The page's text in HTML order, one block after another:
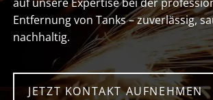
Entfernung von Tanks – zuverlässig,
nachhaltig.
JETZT KONTAKT AUFNEHMEN